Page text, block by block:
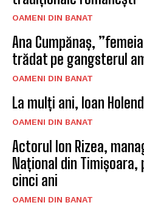
OAMENI DIN BANAT
Ana Cumpănaș,
trădat pe gangsterul
OAMENI DIN BANAT
La mulți ani, Ioan
OAMENI DIN BANAT
Actorul Ion Rizea,
Național din
cinci ani
OAMENI DIN BANAT